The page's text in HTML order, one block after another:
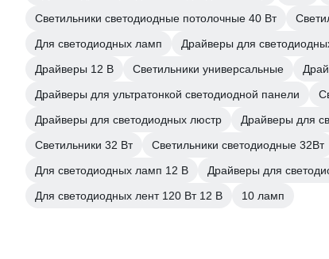
Светильники светодиодные потолочные 40 Вт
Для светодиодных ламп
Драйверы для
Драйверы 12 В
Светильники универсальные
Драйверы для ультратонкой светодиодной панели
Драйверы для светодиодных люстр
Драйверы для
Светильники 32 Вт
Светильники светодиодные 32Вт
Для светодиодных ламп 12 В
Драйверы для
Для светодиодных лент 120 Вт 12 В
10 ламп